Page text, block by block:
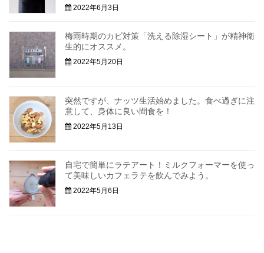
2022年6月3日
梅雨時期のカビ対策「洗える除湿シート」が精神衛
生的にオススメ。
2022年5月20日
突然ですが、ナッツ生活始めました。食べ過ぎに注
意して、身体に良い間食を！
2022年5月13日
自宅で簡単にラテアート！ミルクフォーマーを使っ
て美味しいカフェラテを飲んでみよう。
2022年5月6日